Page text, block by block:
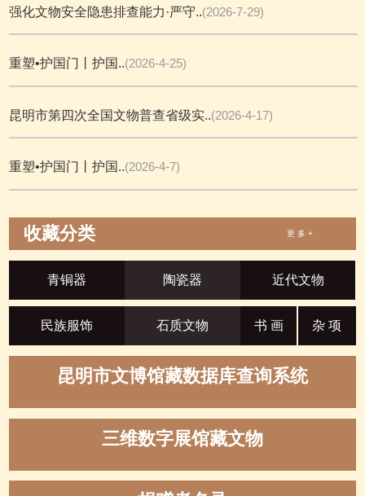
强化文物安全隐患排查能力·严守..(2026-7-29)
重塑•护国门丨护国..(2026-4-25)
昆明市第四次全国文物普查省级实..(2026-4-17)
重塑•护国门丨护国..(2026-4-7)
收藏分类 更 多 +
青铜器 陶瓷器 近代文物
民族服饰 石质文物 书 画 杂 项
昆明市文博馆藏数据库查询系统
三维数字展馆藏文物